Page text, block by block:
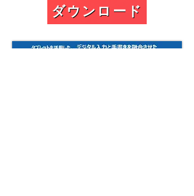
ダウンロード